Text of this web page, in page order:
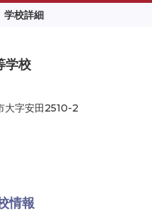
学校詳細
学校
大字安田2510-2
情報